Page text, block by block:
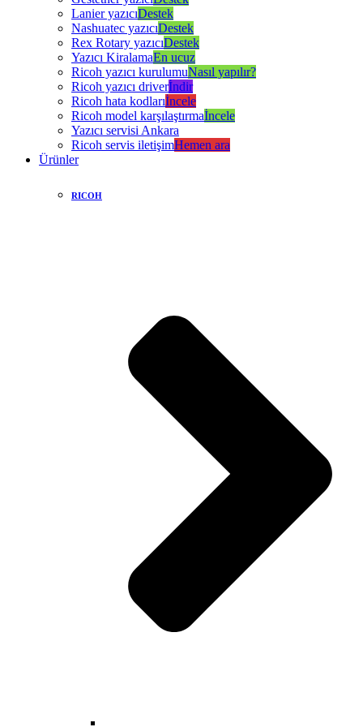
Lanier yazıcıDestek
Nashuatec yazıcıDestek
Rex Rotary yazıcıDestek
Yazıcı KiralamaEn ucuz
Ricoh yazıcı kurulumuNasıl yapılır?
Ricoh yazıcı driverİndir
Ricoh hata kodlarıİncele
Ricoh model karşılaştırmaİncele
Yazıcı servisi Ankara
Ricoh servis iletişimHemen ara
Ürünler
RICOH